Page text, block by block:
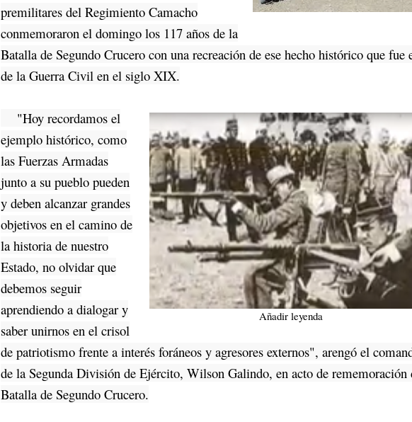
premilitares del Regimiento Camacho
conmemoraron el domingo los 117 años de la
Batalla de Segundo Crucero con una recreación de ese hecho histórico que fue
de la Guerra Civil en el siglo XIX.
Añadir leyenda
"Hoy recordamos el
ejemplo histórico, como
las Fuerzas Armadas
junto a su pueblo pueden
y deben alcanzar grandes
objetivos en el camino de
la historia de nuestro
Estado, no olvidar que
debemos seguir
aprendiendo a dialogar y
saber unirnos en el crisol
de patriotismo frente a interés foráneos y agresores externos", arengó el
de la Segunda División de Ejército, Wilson Galindo, en acto de rememoración
Batalla de Segundo Crucero.